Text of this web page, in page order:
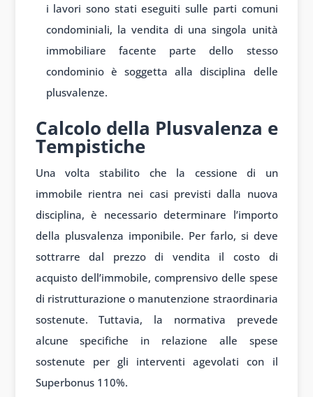
i lavori sono stati eseguiti sulle parti comuni
condominiali, la vendita di una singola unità
immobiliare facente parte dello stesso
condominio è soggetta alla disciplina delle
plusvalenze.
Calcolo della Plusvalenza e
Tempistiche
Una volta stabilito che la cessione di un
immobile rientra nei casi previsti dalla nuova
disciplina, è necessario determinare l’importo
della plusvalenza imponibile. Per farlo, si deve
sottrarre dal prezzo di vendita il costo di
acquisto dell’immobile, comprensivo delle spese
di ristrutturazione o manutenzione straordinaria
sostenute. Tuttavia, la normativa prevede
alcune specifiche in relazione alle spese
sostenute per gli interventi agevolati con il
Superbonus 110%.